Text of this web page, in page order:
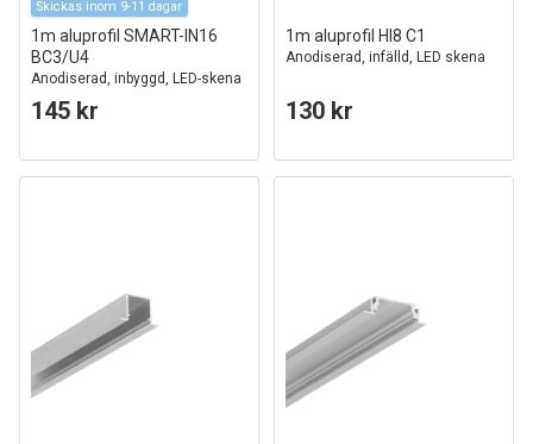
Skickas inom 9-11 dagar
1m aluprofil SMART-IN16
BC3/U4
Anodiserad, inbyggd, LED-skena
145 kr
1m aluprofil HI8 C1
Anodiserad, infälld, LED skena
130 kr